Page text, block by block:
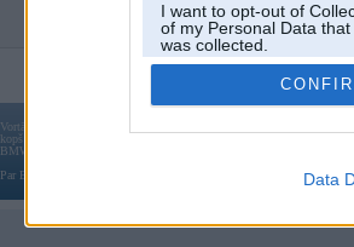
I want to opt-out of
of my Personal Data
was collected.
Opted Out
Data
Vortāls BMWPower.lv darbojas
kopš 2002. gada 14. maija. Tas nav auto klubs un nav saistīts ar
BMW AG.
Par BMWPower